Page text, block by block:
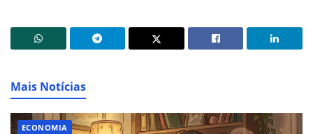
Mais Notícias
ECONOMIA